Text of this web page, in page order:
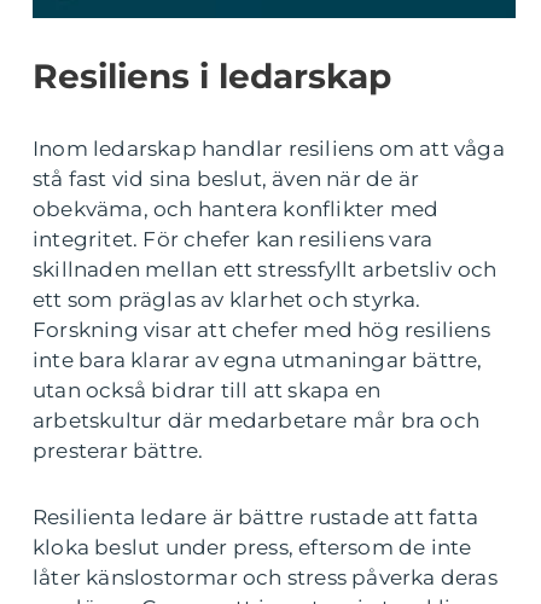
Resiliens i ledarskap
Inom ledarskap handlar resiliens om att våga
stå fast vid sina beslut, även när de är
obekväma, och hantera konflikter med
integritet. För chefer kan resiliens vara
skillnaden mellan ett stressfyllt arbetsliv och
ett som präglas av klarhet och styrka.
Forskning visar att chefer med hög resiliens
inte bara klarar av egna utmaningar bättre,
utan också bidrar till att skapa en
arbetskultur där medarbetare mår bra och
presterar bättre.
Resilienta ledare är bättre rustade att fatta
kloka beslut under press, eftersom de inte
låter känslostormar och stress påverka deras